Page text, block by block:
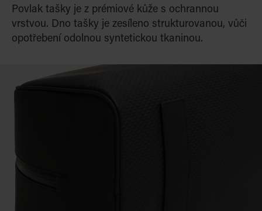
Povlak tašky je z prémiové kůže s ochrannou
vrstvou. Dno tašky je zesíleno strukturovanou, vůči
opotřebení odolnou syntetickou tkaninou.